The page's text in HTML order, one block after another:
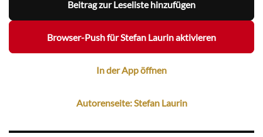
Beitrag zur Leseliste hinzufügen
Browser-Push für Stefan Laurin aktivieren
In der App öffnen
Autorenseite: Stefan Laurin